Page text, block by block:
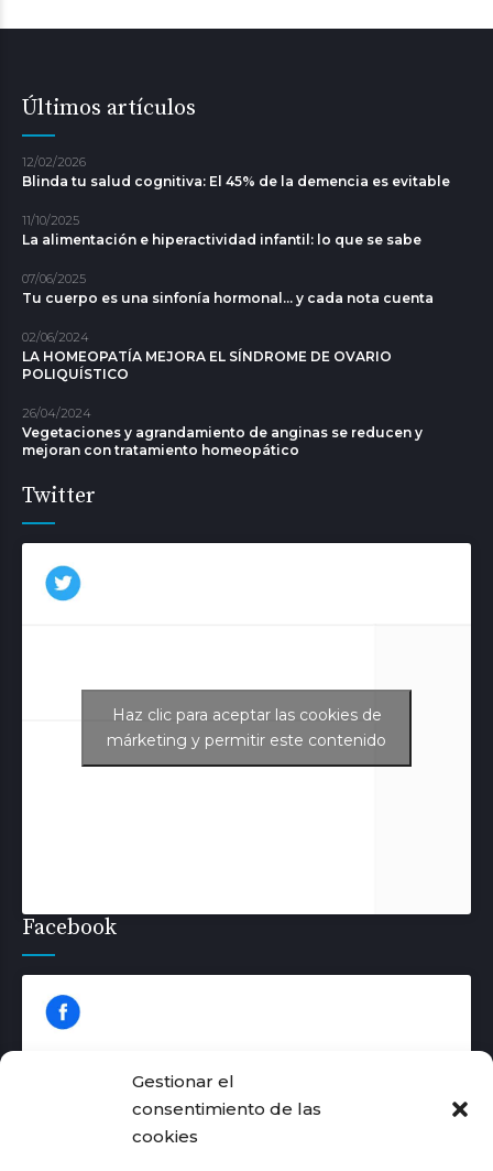
Gestionar el
consentimiento de las
cookies
Últimos artículos
12/02/2026
Blinda tu salud cognitiva: El 45% de la demencia es evitable
11/10/2025
La alimentación e hiperactividad infantil: lo que se sabe
07/06/2025
Tu cuerpo es una sinfonía hormonal... y cada nota cuenta
02/06/2024
LA HOMEOPATÍA MEJORA EL SÍNDROME DE OVARIO
POLIQUÍSTICO
26/04/2024
Vegetaciones y agrandamiento de anginas se reducen y
mejoran con tratamiento homeopático
Twitter
Tweets de Aurora Juliá
Haz clic para aceptar las cookies de
márketing y permitir este contenido
Facebook
Haz clic para aceptar las cookies de